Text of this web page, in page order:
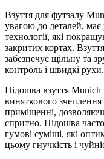
Взуття для футзалу
увагою до деталей, має
технології, які
закритих кортах.
забезпечує щільну та
контроль і швидкі рухи.
Підошва взуття Munich
виняткового
приміщенні,
спритно. Підошва
гумові суміші, які
цьому гнучкість і